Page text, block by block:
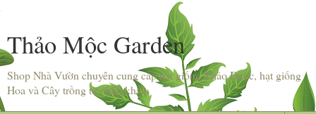
Thảo Mộc Garden
Shop Nhà Vườn chuyên cung cấp hạt giống Thảo Dược, hạt giống
Hoa và Cây trồng từ nhập khẩu.